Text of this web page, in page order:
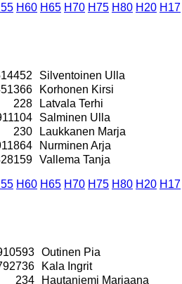
H60 H65 H70 H75 H80 H20 H17
Silventoinen Ulla
Korhonen Kirsi
228
Latvala Terhi
Salminen Ulla
230
Laukkanen Marja
Nurminen Arja
Vallema Tanja
H60 H65 H70 H75 H80 H20 H17
Outinen Pia
Kala Ingrit
234
Hautaniemi Marjaana